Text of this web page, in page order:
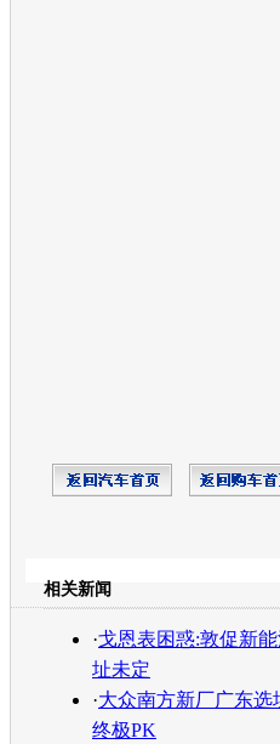
相关新闻
·戈恩表困惑:敦促新
址未定
·大众南方新厂广东选
终极PK